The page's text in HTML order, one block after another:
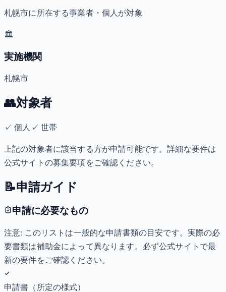
札幌市に所在する事業者・個人が対象
🏛️
実施機関
札幌市
👥対象者
✓個人 ✓ 世帯
上記の対象者に該当する方が申請可能です。詳細な要件は
公式サイトの募集要項をご確認ください。
📝申請ガイド
申請に必要なもの
注意: このリストは一般的な申請書類の目安です。実際の必
要書類は補助金によって異なります。必ず公式サイトで最
新の要件をご確認ください。
申請書（所定の様式）